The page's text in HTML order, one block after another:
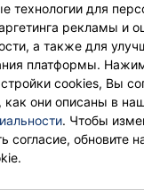
Limited.
International
технологии для
рекламы и
а также для
платформы.
cookies, Вы
как они описаны в
. Чтобы
согласие, обновите